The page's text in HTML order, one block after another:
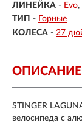
ЛИНЕЙКА - Evo
ТИП - Горные
КОЛЕСА - 27
ОПИСАНИЕ
STINGER
велосипеда с